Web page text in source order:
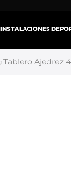
INSTALACIONES
Tablero Ajedrez